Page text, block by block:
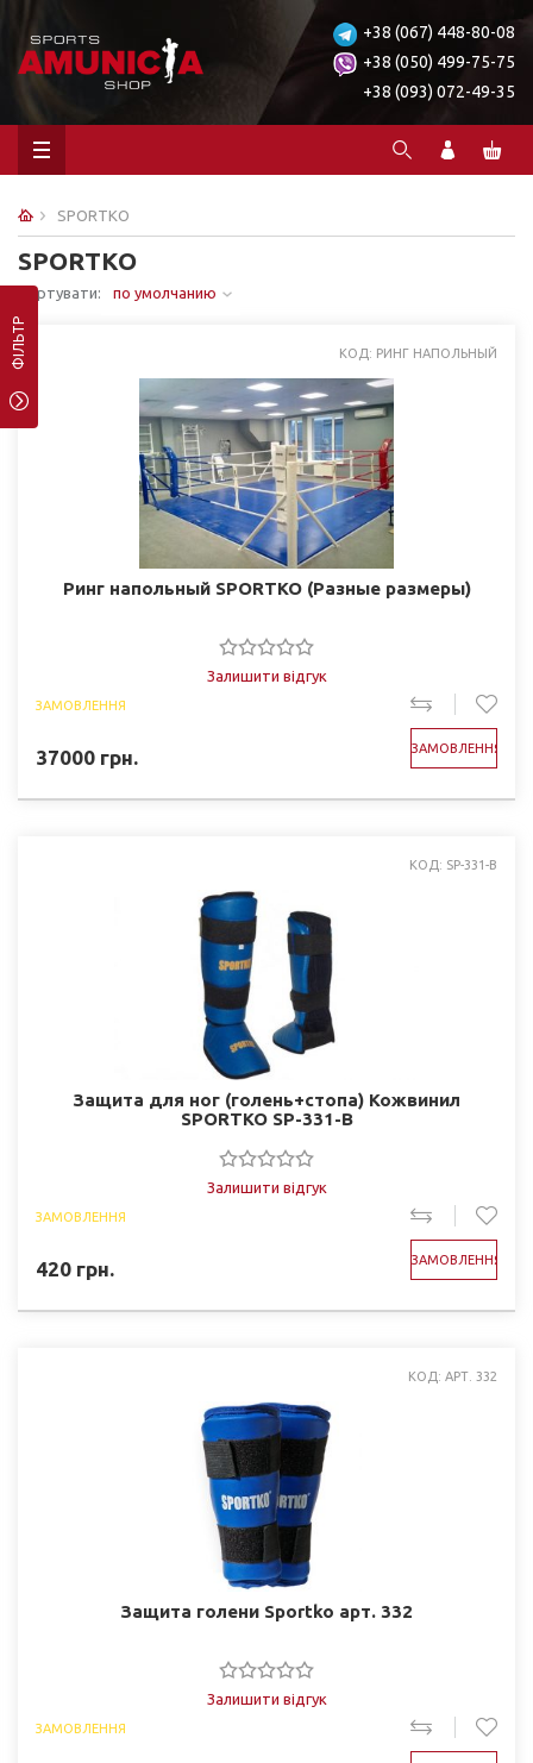
+38 (067) 448-80-08
+38 (050) 499-75-75
+38 (093) 072-49-35
SPORTKO
SPORTKO
Сортувати: по умолчанию
ФІЛЬТР КОД: РИНГ НАПОЛЬНЫЙ
Ринг напольный SPORTKO (Разные размеры)
Залишити відгук
ЗАМОВЛЕННЯ
37000 грн. ЗАМОВЛЕННЯ
КОД: SP-331-B
Защита для ног (голень+стопа) Кожвинил
SPORTKO SP-331-B
Залишити відгук
ЗАМОВЛЕННЯ
420 грн. ЗАМОВЛЕННЯ
КОД: АРТ. 332
Защита голени Sportko арт. 332
Залишити відгук
ЗАМОВЛЕННЯ